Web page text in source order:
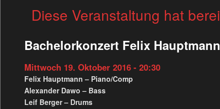
Diese Veranstaltung hat
Bachelorkonzert Felix
Mittwoch 19. Oktober 2016 - 20:30
Felix Hauptmann – Piano/Comp
Alexander Dawo – Bass
Leif Berger – Drums